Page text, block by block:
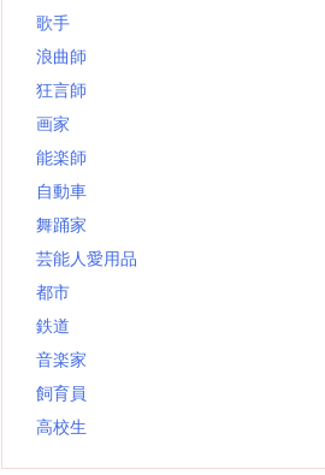
歌手
浪曲師
狂言師
画家
能楽師
自動車
舞踊家
芸能人愛用品
都市
鉄道
音楽家
飼育員
高校生